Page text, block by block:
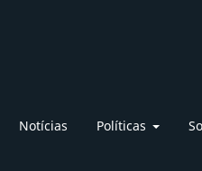
Notícias Políticas